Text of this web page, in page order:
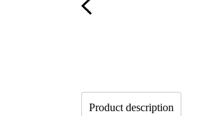
Product description